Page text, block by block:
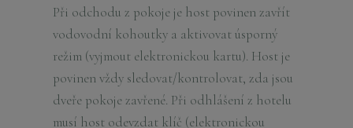
Při odchodu z pokoje je host povinen zavřít
vodovodní kohoutky a aktivovat úsporný
režim (vyjmout elektronickou kartu). Host je
povinen vždy sledovat/kontrolovat, zda jsou
dveře pokoje zavřené. Při odhlášení z hotelu
musí host odevzdat klíč (elektronickou